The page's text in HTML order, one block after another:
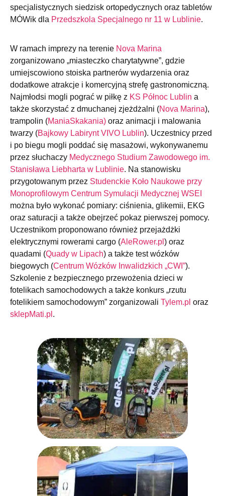
specjalistycznych siedzisk ortopedycznych oraz tabletów
MÓWik dla Przedszkola Specjalnego nr 11 w Lublinie.
W ramach imprezy na terenie Nova Marina
zorganizowano „miasteczko charytatywne”, gdzie
umiejscowiono stoiska partnerów wydarzenia oraz
dodatkowe atrakcje i komercyjną strefę gastronomiczną.
Najmłodsi mogli pograć w piłkę z KS Północ Lublin a
także skorzystać z dmuchanej zjeżdżalni (Nova Marina),
trampolin (ManiaSkakania) oraz animacji i malowania
twarzy (Bajkowy Labirynt VIVO Lublin). Uczestnicy przed
i po biegu mogli poddać się masażowi, wykonywanemu
przez słuchaczy Medycznego Studium Zawodowego im.
Stanisława Liebharta w Lublinie. Na stanowisku
przygotowanym przez Studenckie Koło Naukowe przy
Monoprofilowym Centrum Symulacji Medycznej WSEI
można było wykonać pomiary: ciśnienia, glikemii, EKG
oraz saturacji a także obejrzeć pokaz pierwszej pomocy.
Uczestnikom proponowano również przejażdżki
elektrycznymi rowerami cargo (AleRower.pl ) oraz
quadami (Quady w Lipach) a także test wózków
biegowych (Centrum Wózków Inwalidzkich „CWI”).
Szkolenie z bezpiecznego przewożenia dzieci w
fotelikach samochodowych a także konkurs „rzutu
fotelikiem samochodowym” zorganizowali Tylem.pl oraz
sklepMati.pl .